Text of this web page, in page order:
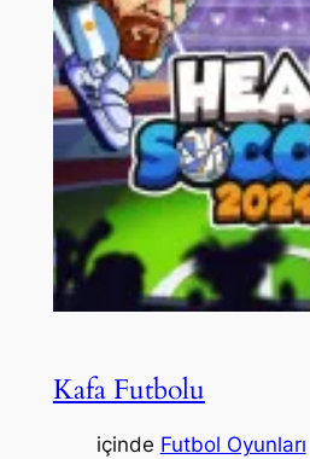
Kafa Futbolu
içinde Futbol Oyunları